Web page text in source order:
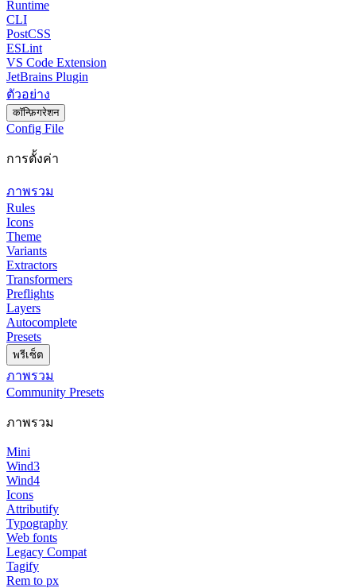
Runtime
CLI
PostCSS
ESLint
VS Code Extension
JetBrains Plugin
ตัวอย่าง
कॉन्फ़िगरेशन
Config File
การตั้งค่า
ภาพรวม
Rules
Icons
Theme
Variants
Extractors
Transformers
Preflights
Layers
Autocomplete
Presets
พรีเซ็ต
ภาพรวม
Community Presets
ภาพรวม
Mini
Wind3
Wind4
Icons
Attributify
Typography
Web fonts
Legacy Compat
Tagify
Rem to px